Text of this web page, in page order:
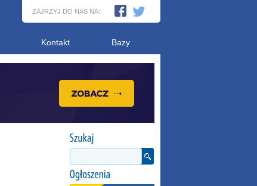
ZAJRZYJ DO NAS NA:
Kontakt Bazy